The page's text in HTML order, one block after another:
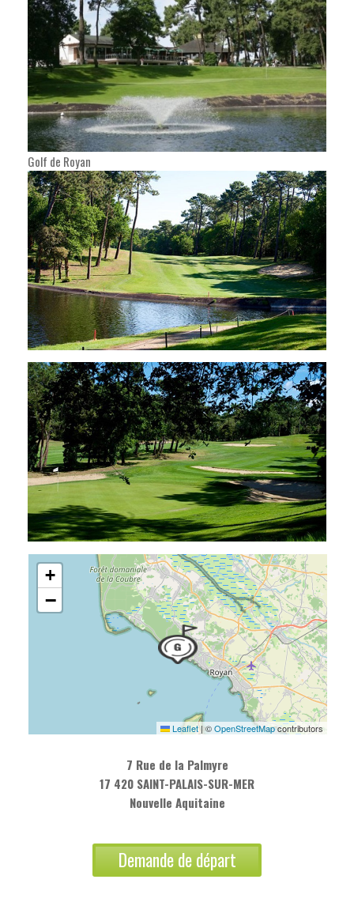
Golf de Royan
+
−
Leaflet|©OpenStreetMapcontributors
7 Rue de la Palmyre
17 420 SAINT-PALAIS-SUR-MER
Nouvelle Aquitaine
Demande de départ